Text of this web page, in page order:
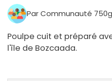
Par Communauté 750g
Poulpe cuit et préparé
l'île de Bozcaada.